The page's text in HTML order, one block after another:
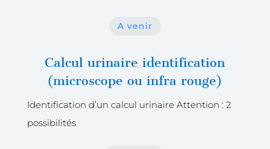
A venir
Calcul urinaire identification
(microscope ou infra rouge)
Identification d’un calcul urinaire Attention : 2
possibilités